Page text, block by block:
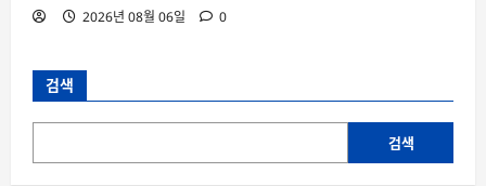
2026년 08월 06일 0
검색
검색